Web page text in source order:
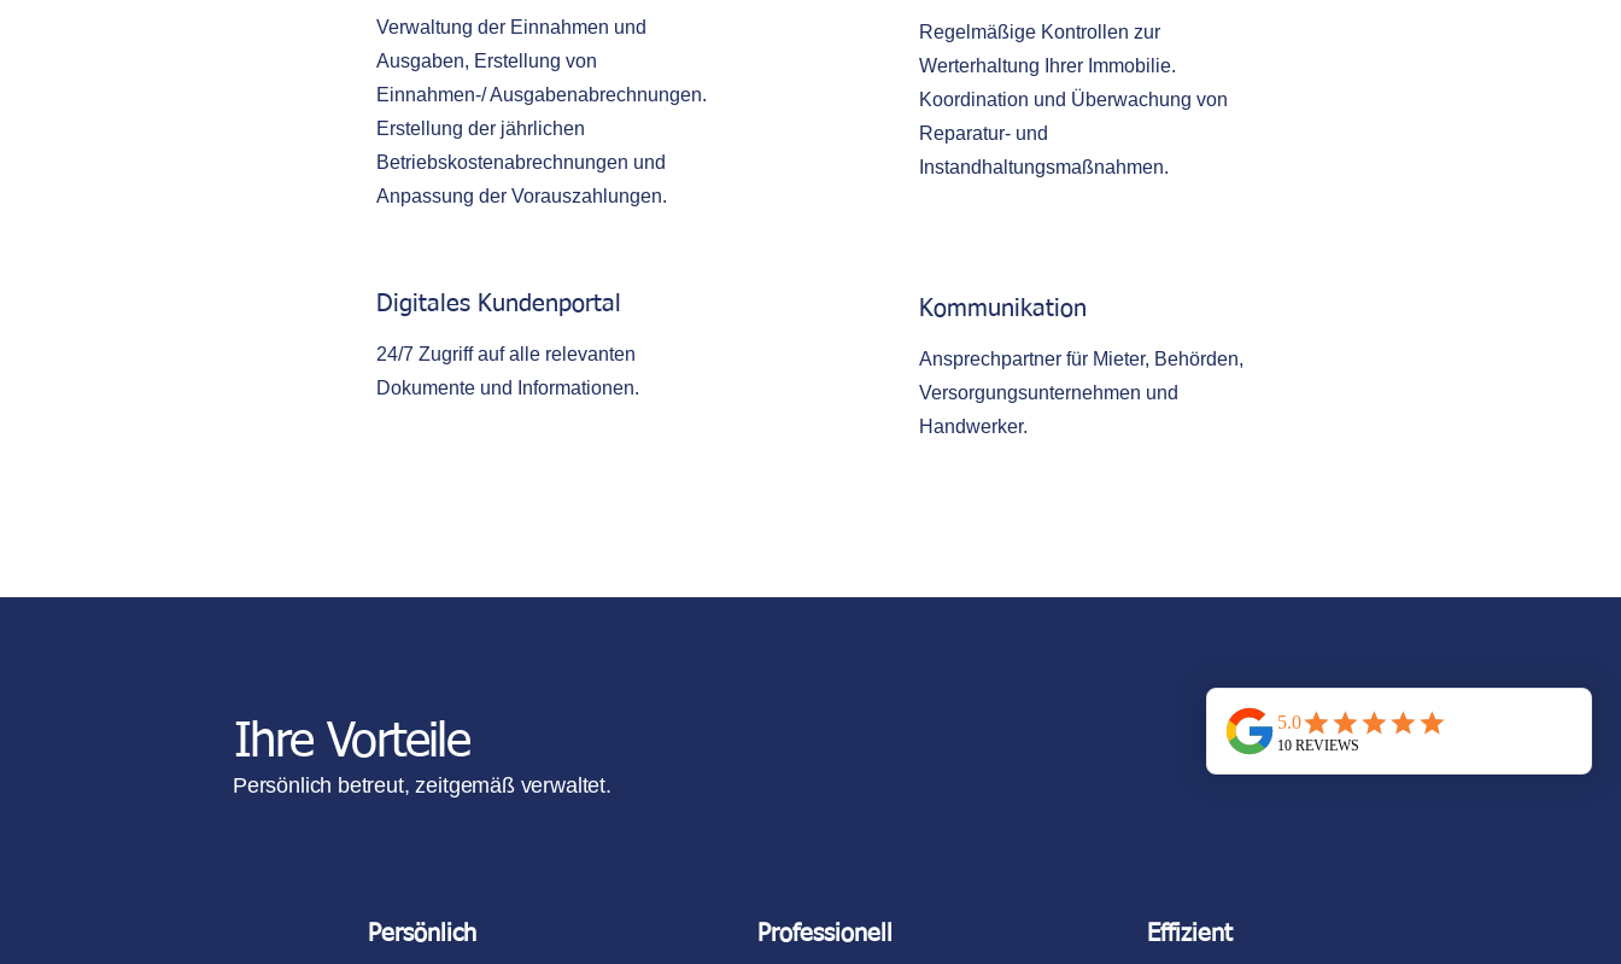
Verwaltung der Einnahmen und
Ausgaben, Erstellung von
Einnahmen-/ Ausgabenabrechnungen.
Erstellung der jährlichen
Betriebskostenabrechnungen und
Anpassung der Vorauszahlungen.
Digitales Kundenportal
24/7 Zugriff auf alle relevanten
Dokumente und Informationen.
Regelmäßige Kontrollen zur
Werterhaltung Ihrer Immobilie.
Koordination und Überwachung von
Reparatur- und
Instandhaltungsmaßnahmen.
Kommunikation
Ansprechpartner für Mieter, Behörden,
Versorgungsunternehmen und
Handwerker.
Ihre Vorteile
Persönlich betreut, zeitgemäß verwaltet.
Persönlich Professionell Effizient